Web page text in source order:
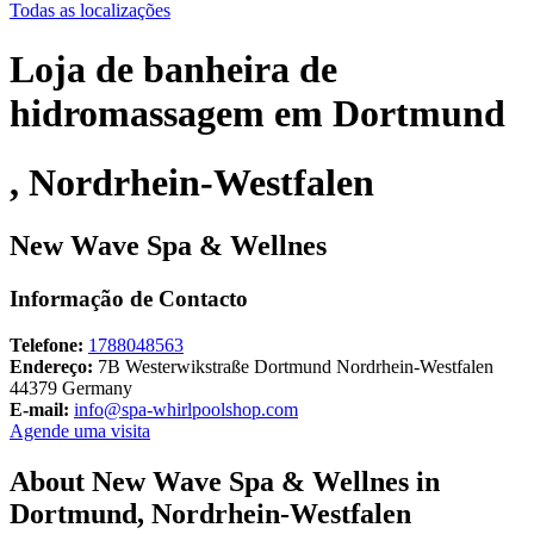
Todas as localizações
Loja de banheira de
hidromassagem em Dortmund
, Nordrhein-Westfalen
New Wave Spa & Wellnes
Informação de Contacto
Telefone: 1788048563
Endereço: 7B Westerwikstraße Dortmund Nordrhein-Westfalen
44379 Germany
E-mail: info@spa-whirlpoolshop.com
Agende uma visita
About New Wave Spa & Wellnes in
Dortmund, Nordrhein-Westfalen